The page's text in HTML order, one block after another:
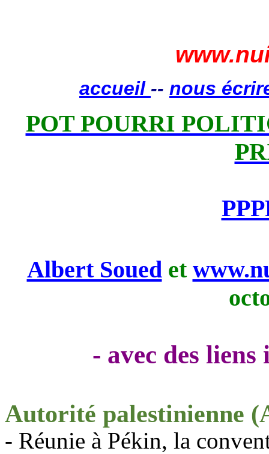
accueil -- nous
POT POURRI
Albert Souedet
- avec des
Autorité palestinienne
- Réunie à Pékin, la